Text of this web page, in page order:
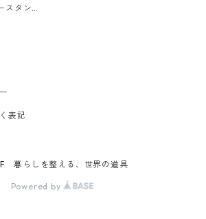
スタン
ー 粘
L 縦型
表記
暮らしを整える、世界の道具
Powered by